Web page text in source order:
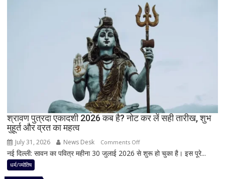
शिव
की
पूजा
परंपरा!
बाबा
बैद्यनाथ
से
पहले
क्यों
होता
है
मां
काली
का
हृदयपीठ
का
श्रावण पुत्रदा एकादशी 2026 कब है? नोट कर लें सही तारीख, शुभ
मुहूर्त और व्रत का महत्व
July 31, 2026 News Desk Comments Offon
श्रावण
नई दिल्ली: सावन का पवित्र महीना 30 जुलाई 2026 से शुरू हो चुका है। इस पूरे...
धर्म/ज्योतिष